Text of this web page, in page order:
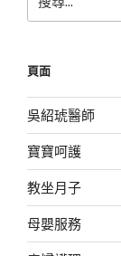
尋
字:
頁面
吳紹琥醫師
寶寶呵護
教坐月子
母嬰服務